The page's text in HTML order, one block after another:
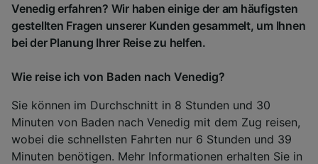
Venedig erfahren? Wir haben einige der am häufigsten
gestellten Fragen unserer Kunden gesammelt, um Ihnen
bei der Planung Ihrer Reise zu helfen.
Wie reise ich von Baden nach Venedig?
Sie können im Durchschnitt in 8 Stunden und 30
Minuten von Baden nach Venedig mit dem Zug reisen,
wobei die schnellsten Fahrten nur 6 Stunden und 39
Minuten benötigen. Mehr Informationen erhalten Sie in